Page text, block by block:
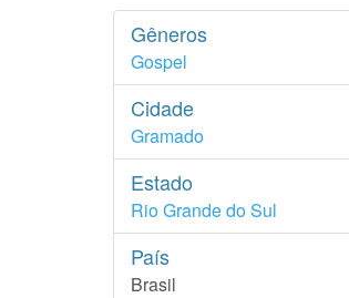
Gêneros
Gospel
Cidade
Gramado
Estado
Rio Grande do Sul
País
Brasil